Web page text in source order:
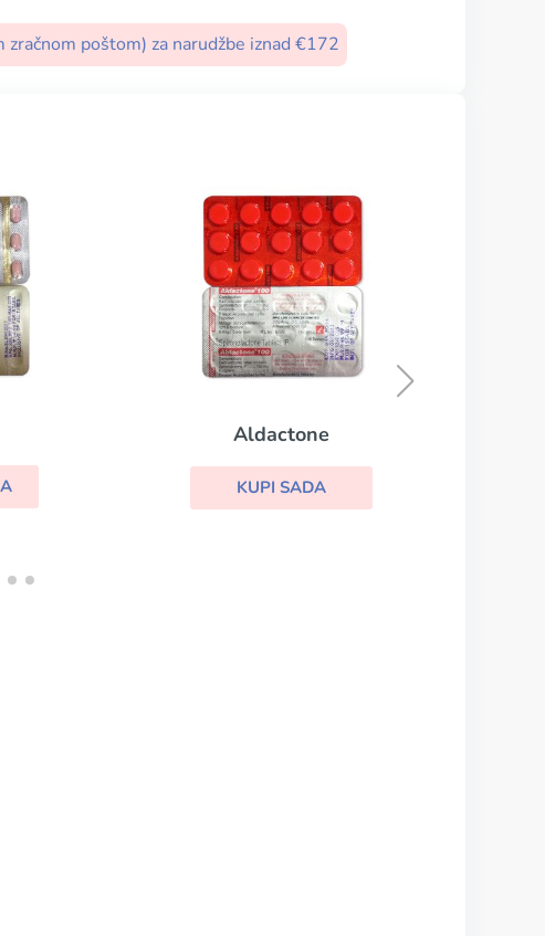
poštom) za narudžbe iznad €172
Irbesartan